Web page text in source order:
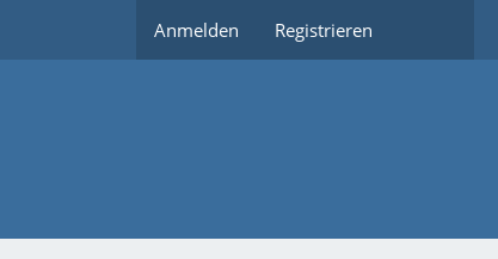
Anmelden Registrieren